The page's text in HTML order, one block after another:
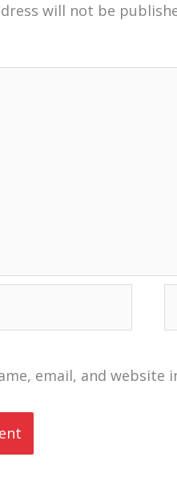
will not be
email, and